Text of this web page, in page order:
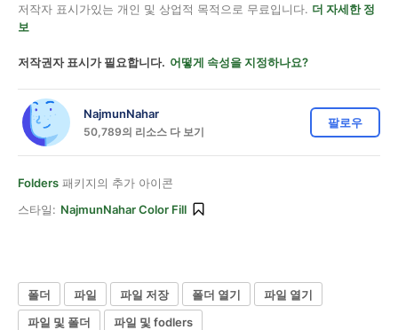
저작자 표시가있는 개인 및 상업적 목적으로 무료입니다. 더 자세한 정
보
저작권자 표시가 필요합니다. 어떻게 속성을 지정하나요?
NajmunNahar
50,789의 리소스 다 보기
팔로우
Folders 패키지의 추가 아이콘
스타일: NajmunNahar Color Fill
폴더 파일 파일 저장 폴더 열기
파일 열기
파일 및 폴더
파일 및 fodlers